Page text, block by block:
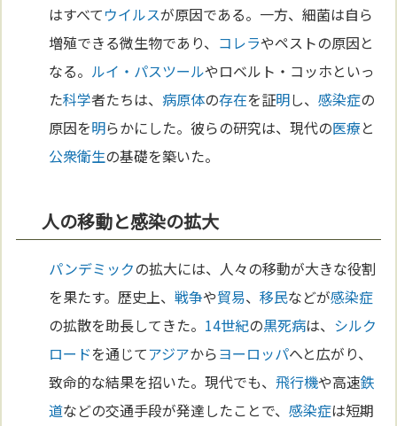
はすべてウイルスが原因である。一方、細菌は自ら
増殖できる微生物であり、 コレラやペストの原因と
なる。 ルイ・パスツールやロベルト・コッホといっ
た科学者たちは、病原体の存在を証明し、感染症の
原因を明らかにした。彼らの研究は、現代の医療と
公衆衛生の基礎を築いた。
人の移動と感染の拡大
パンデミックの拡大には、人々の移動が大きな役割
を果たす。歴史上、戦争や貿易、移民などが感染症
の拡散を助長してきた。 14世紀の黒死病は、 シルク
ロードを通じてアジアからヨーロッパへと広がり、
致命的な結果を招いた。現代でも、飛行機や高速鉄
道などの交通手段が発達したことで、感染症は短期